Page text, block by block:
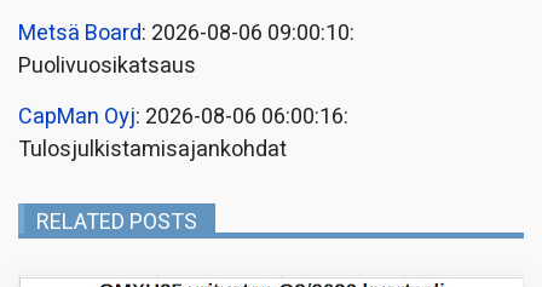
Metsä Board: 2026-08-06 09:00:10:
Puolivuosikatsaus
CapMan Oyj: 2026-08-06 06:00:16:
Tulosjulkistamisajankohdat
RELATED POSTS